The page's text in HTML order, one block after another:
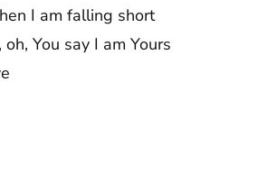
I am falling short
You say I am Yours